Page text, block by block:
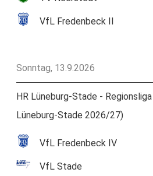
VfL Fredenbeck II
Sonntag, 13.9.2026
HR Lüneburg-Stade -
Lüneburg-Stade 2026/27)
VfL Fredenbeck IV
VfL Stade